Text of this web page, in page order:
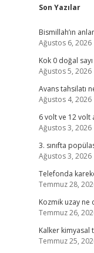
Son Yazılar
Bismillah’ın
Ağustos 6, 2026
Kok 0 doğal sayı
Ağustos 5, 2026
Avans tahsilatı
Ağustos 4, 2026
6 volt ve 12 volt
Ağustos 3, 2026
3. sınıfta
Ağustos 3, 2026
Telefonda
Temmuz 28,
Kozmik uzay ne
Temmuz 26,
Kalker kimyasal
Temmuz 25,